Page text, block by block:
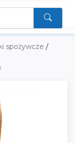
spożywcze /